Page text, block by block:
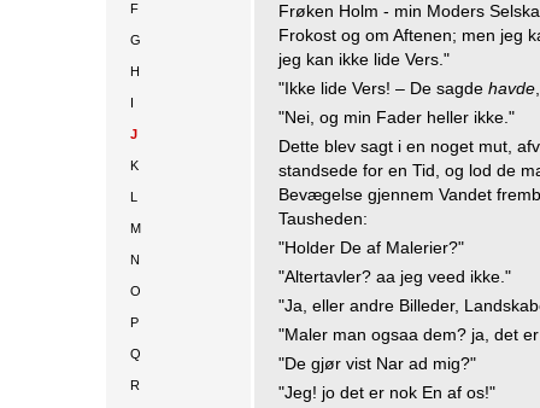
F
G
H
I
J
K
L
M
N
O
P
Q
R
Frøken Holm - min Moders
Frokost og om Aftenen; men jeg
jeg kan ikke lide Vers."
"Ikke lide Vers! – De sagde havde
"Nei, og min Fader heller ikke."
Dette blev sagt i en noget mut,
standsede for en Tid, og lod de
Bevægelse gjennem Vandet
Tausheden:
"Holder De af Malerier?"
"Altertavler? aa jeg veed ikke."
"Ja, eller andre Billeder,
"Maler man ogsaa dem? ja, det
"De gjør vist Nar ad mig?"
"Jeg! jo det er nok En af os!"